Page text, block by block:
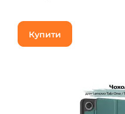
Купити